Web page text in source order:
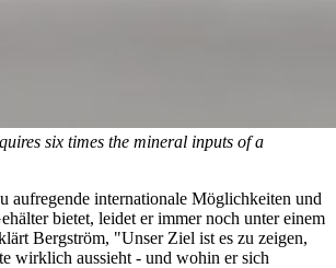
six times the mineral inputs of a
aufregende internationale Möglichkeiten und
bietet, leidet er immer noch unter einem
Bergström, "Unser Ziel ist es zu zeigen,
wirklich aussieht - und wohin er sich